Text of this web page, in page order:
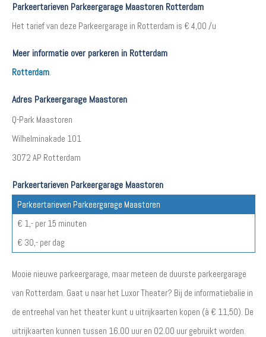
Parkeertarieven Parkeergarage Maastoren Rotterdam
Het tarief van deze Parkeergarage in Rotterdam is € 4,00 /u
Meer informatie over parkeren in Rotterdam
Rotterdam.
Adres Parkeergarage Maastoren
Q-Park Maastoren
Wilhelminakade 101
3072 AP Rotterdam
Parkeertarieven Parkeergarage Maastoren
Parkeertarieven Parkeergarage Maastoren
€ 1,- per 15 minuten
€ 30,- per dag
Mooie nieuwe parkeergarage, maar meteen de duurste parkeergarage
van Rotterdam. Gaat u naar het Luxor Theater? Bij de informatiebalie in
de entreehal van het theater kunt u uitrijkaarten kopen (à € 11,50). De
uitrijkaarten kunnen tussen 16.00 uur en 02.00 uur gebruikt worden.